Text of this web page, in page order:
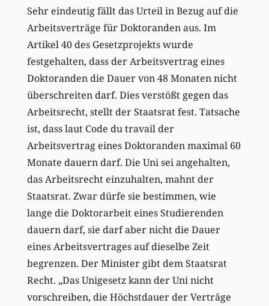
Sehr eindeutig fällt das Urteil in Bezug auf die
Arbeitsverträge für Doktoranden aus. Im
Artikel 40 des Gesetzprojekts wurde
festgehalten, dass der Arbeitsvertrag eines
Doktoranden die Dauer von 48 Monaten nicht
überschreiten darf. Dies verstößt gegen das
Arbeitsrecht, stellt der Staatsrat fest. Tatsache
ist, dass laut Code du travail der
Arbeitsvertrag eines Doktoranden maximal 60
Monate dauern darf. Die Uni sei angehalten,
das Arbeitsrecht einzuhalten, mahnt der
Staatsrat. Zwar dürfe sie bestimmen, wie
lange die Doktorarbeit eines Studierenden
dauern darf, sie darf aber nicht die Dauer
eines Arbeitsvertrages auf dieselbe Zeit
begrenzen. Der Minister gibt dem Staatsrat
Recht. „Das Unigesetz kann der Uni nicht
vorschreiben, die Höchstdauer der Verträge